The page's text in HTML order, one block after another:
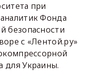
при
Фонда
безопасности
с «Лентой.ру»
для Украины.